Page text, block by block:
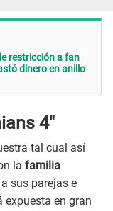
restricción a fan
dinero en anillo
4"
tal cual así
la familia
sus parejas e
expuesta en gran